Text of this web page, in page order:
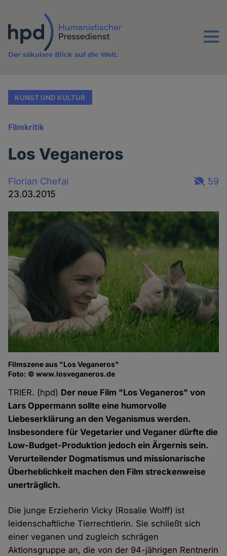
Inhalt
Menu
Der säkulare Blick auf die Welt.
KUNST UND KULTUR
Filmkritik
Los Veganeros
Florian Chefai
23.03.2015
59
Filmszene aus "Los Veganeros"
Foto: © www.losveganeros.de
TRIER. (hpd) Der neue Film "Los Veganeros" von
Lars Oppermann sollte eine humorvolle
Liebeserklärung an den Veganismus werden.
Insbesondere für Vegetarier und Veganer dürfte die
Low-Budget-Produktion jedoch ein Ärgernis sein.
Verurteilender Dogmatismus und missionarische
Überheblichkeit machen den Film streckenweise
unerträglich.
Die junge Erzieherin Vicky (Rosalie Wolff) ist
leidenschaftliche Tierrechtlerin. Sie schließt sich
einer veganen und zugleich schrägen
Aktionsgruppe an, die von der 94-jährigen Rentnerin